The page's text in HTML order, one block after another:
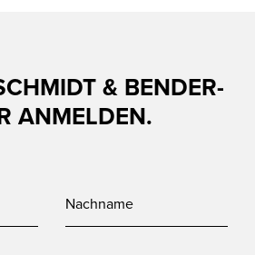
& BENDER-
ANMELDEN.